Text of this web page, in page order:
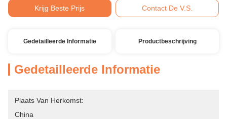
Krijg Beste Prijs Contact De V.S.
Gedetailleerde Informatie Productbeschrijving
Gedetailleerde Informatie
Plaats Van Herkomst:
China